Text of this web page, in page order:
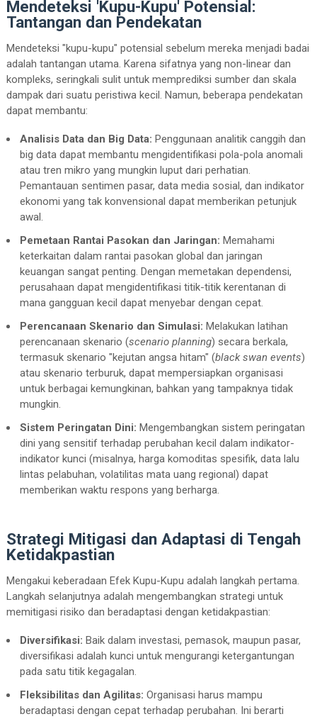
Mendeteksi 'Kupu-Kupu' Potensial:
Tantangan dan Pendekatan
Mendeteksi "kupu-kupu" potensial sebelum mereka menjadi badai
adalah tantangan utama. Karena sifatnya yang non-linear dan
kompleks, seringkali sulit untuk memprediksi sumber dan skala
dampak dari suatu peristiwa kecil. Namun, beberapa pendekatan
dapat membantu:
Analisis Data dan Big Data: Penggunaan analitik canggih dan
big data dapat membantu mengidentifikasi pola-pola anomali
atau tren mikro yang mungkin luput dari perhatian.
Pemantauan sentimen pasar, data media sosial, dan indikator
ekonomi yang tak konvensional dapat memberikan petunjuk
awal.
Pemetaan Rantai Pasokan dan Jaringan: Memahami
keterkaitan dalam rantai pasokan global dan jaringan
keuangan sangat penting. Dengan memetakan dependensi,
perusahaan dapat mengidentifikasi titik-titik kerentanan di
mana gangguan kecil dapat menyebar dengan cepat.
Perencanaan Skenario dan Simulasi: Melakukan latihan
perencanaan skenario (scenario planning) secara berkala,
termasuk skenario "kejutan angsa hitam" (black swan events)
atau skenario terburuk, dapat mempersiapkan organisasi
untuk berbagai kemungkinan, bahkan yang tampaknya tidak
mungkin.
Sistem Peringatan Dini: Mengembangkan sistem peringatan
dini yang sensitif terhadap perubahan kecil dalam indikator-
indikator kunci (misalnya, harga komoditas spesifik, data lalu
lintas pelabuhan, volatilitas mata uang regional) dapat
memberikan waktu respons yang berharga.
Strategi Mitigasi dan Adaptasi di Tengah
Ketidakpastian
Mengakui keberadaan Efek Kupu-Kupu adalah langkah pertama.
Langkah selanjutnya adalah mengembangkan strategi untuk
memitigasi risiko dan beradaptasi dengan ketidakpastian:
Diversifikasi: Baik dalam investasi, pemasok, maupun pasar,
diversifikasi adalah kunci untuk mengurangi ketergantungan
pada satu titik kegagalan.
Fleksibilitas dan Agilitas: Organisasi harus mampu
beradaptasi dengan cepat terhadap perubahan. Ini berarti